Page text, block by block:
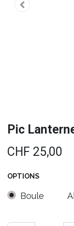
Pic
CHF 25,00
OPTIONS
Boule